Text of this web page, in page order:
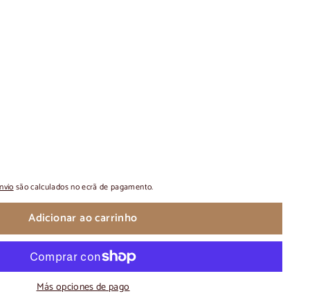
são calculados no ecrã de pagamento.
Adicionar ao carrinho
Más opciones de pago